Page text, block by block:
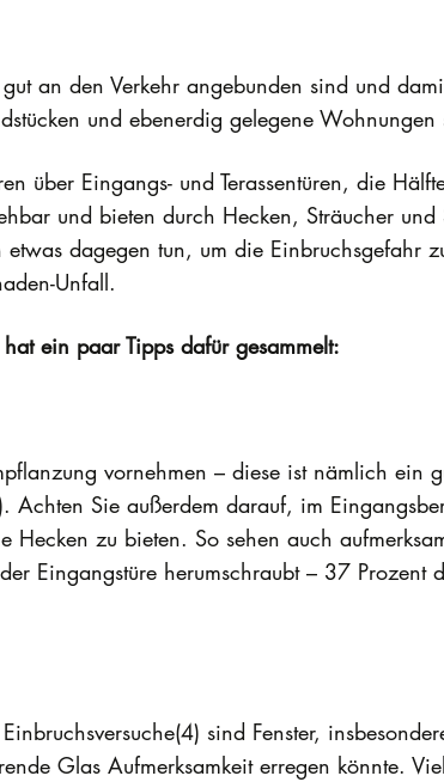
an den Verkehr angebunden sind und
und ebenerdig gelegene Wohnungen
über Eingangs- und Terassentüren, die
und bieten durch Hecken, Sträucher und
dagegen tun, um die Einbruchsgefahr
Unfall.
ein paar Tipps dafür gesammelt:
vornehmen – diese ist nämlich ein
Achten Sie außerdem darauf, im
Hecken zu bieten. So sehen auch
Eingangstüre herumschraubt – 37 Prozent
sind Fenster,
Glas Aufmerksamkeit erregen könnte.